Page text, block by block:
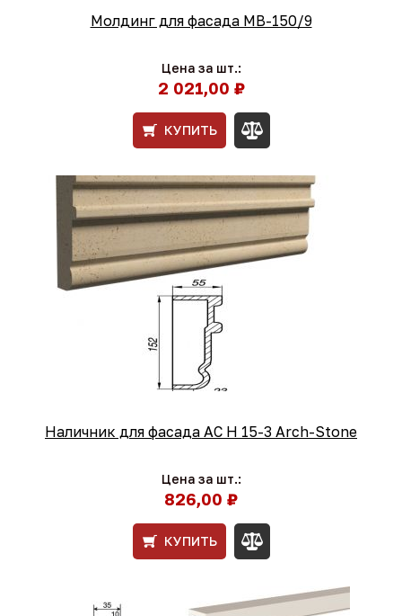
Молдинг для фасада МВ-150/9
Цена за шт.:
2 021,00 ₽
КУПИТЬ
Наличник для фасада AC Н 15-3 Arch-Stone
Цена за шт.:
826,00 ₽
КУПИТЬ